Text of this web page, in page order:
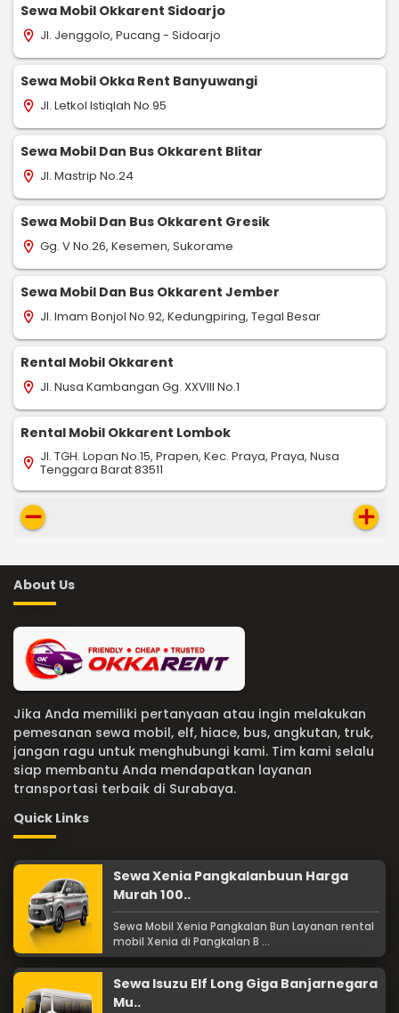
Sewa Mobil Okkarent Sidoarjo
location_on Jl. Jenggolo, Pucang - Sidoarjo
Sewa Mobil Okka Rent Banyuwangi
location_on Jl. Letkol Istiqlah No.95
Sewa Mobil Dan Bus Okkarent Blitar
location_on Jl. Mastrip No.24
Sewa Mobil Dan Bus Okkarent Gresik
location_on Gg. V No.26, Kesemen, Sukorame
Sewa Mobil Dan Bus Okkarent Jember
location_on Jl. Imam Bonjol No.92, Kedungpiring, Tegal Besar
Rental Mobil Okkarent
location_on Jl. Nusa Kambangan Gg. XXVIII No.1
Rental Mobil Okkarent Lombok
location_on Jl. TGH. Lopan No.15, Prapen, Kec. Praya, Praya, Nusa
Tenggara Barat 83511
remove add
About Us
Jika Anda memiliki pertanyaan atau ingin melakukan
pemesanan sewa mobil, elf, hiace, bus, angkutan, truk,
jangan ragu untuk menghubungi kami. Tim kami selalu
siap membantu Anda mendapatkan layanan
transportasi terbaik di Surabaya.
Quick Links
Sewa Xenia Pangkalanbuun Harga
Murah 100..
Sewa Mobil Xenia Pangkalan Bun Layanan rental
mobil Xenia di Pangkalan B ...
Sewa Isuzu Elf Long Giga Banjarnegara
Mu..